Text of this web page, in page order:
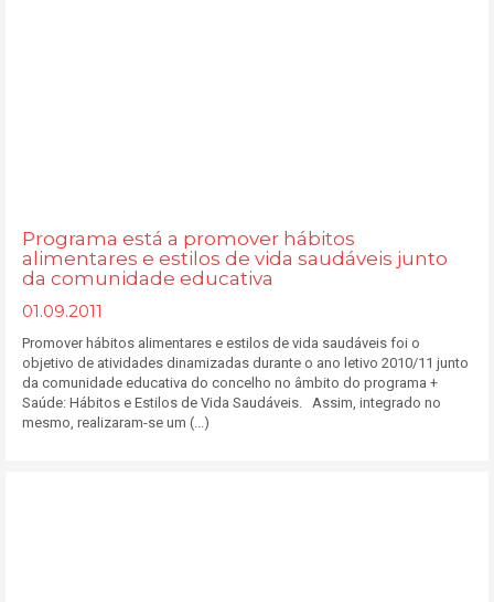
Programa está a promover hábitos
alimentares e estilos de vida saudáveis junto
da comunidade educativa
01.09.2011
Promover hábitos alimentares e estilos de vida saudáveis foi o
objetivo de atividades dinamizadas durante o ano letivo 2010/11 junto
da comunidade educativa do concelho no âmbito do programa +
Saúde: Hábitos e Estilos de Vida Saudáveis. Assim, integrado no
mesmo, realizaram-se um (...)